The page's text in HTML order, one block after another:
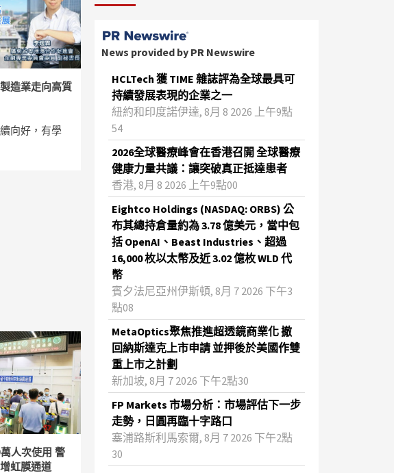
造業走向高質
向好，有學
人次使用 警
虹膜通道
News provided by PR Newswire
HCLTech 獲 TIME 雜誌評為全球最具可
持續發展表現的企業之一
紐約和印度諾伊達, 8月 8 2026 上午9點
54
2026全球醫療峰會在香港召開 全球醫療
健康力量共議：讓突破真正抵達患者
香港, 8月 8 2026 上午9點00
Eightco Holdings (NASDAQ: ORBS) 公
布其總持倉量約為 3.78 億美元，當中包
括 OpenAI、Beast Industries、超過
16,000 枚以太幣及近 3.02 億枚 WLD 代
幣
賓夕法尼亞州伊斯頓, 8月 7 2026 下午3
點08
MetaOptics聚焦推進超透鏡商業化 撤
回納斯達克上市申請 並押後於美國作雙
重上市之計劃
新加坡, 8月 7 2026 下午2點30
FP Markets 市場分析：市場評估下一步
走勢，日圓再臨十字路口
塞浦路斯利馬索爾, 8月 7 2026 下午2點
30